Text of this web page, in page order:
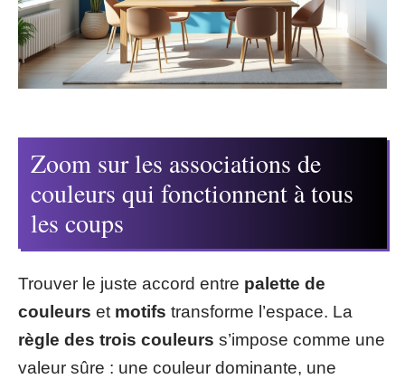
Zoom sur les associations de
couleurs qui fonctionnent à tous
les coups
Trouver le juste accord entre palette de
couleurs et motifs transforme l’espace. La
règle des trois couleurs s’impose comme une
valeur sûre : une couleur dominante, une